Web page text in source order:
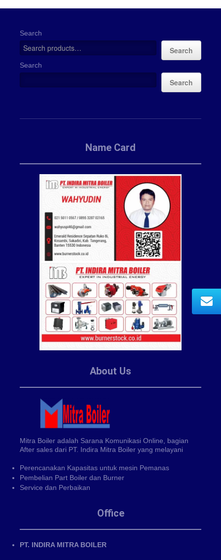
Search
Search
Search
Search
Name Card
About Us
Mitra Boiler adalah Sarana Komunikasi Online, bagian
After sales dari PT. Indira Mitra Boiler yang melayani
Perencanakan Kapasitas untuk mesin Pemanas
Pembelian Part Boiler dan Burner
Service dan Perbaikan
Office
PT. INDIRA MITRA BOILER